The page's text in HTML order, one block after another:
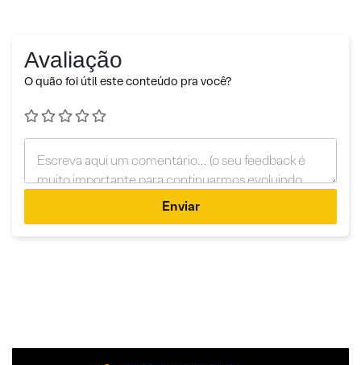
Avaliação
O quão foi útil este conteúdo pra você?
Enviar